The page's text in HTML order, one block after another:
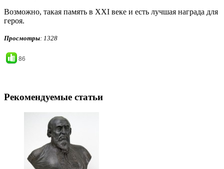
Возможно, такая память в XXI веке и есть лучшая награда для
героя.
Просмотры: 1328
86
Рекомендуемые статьи